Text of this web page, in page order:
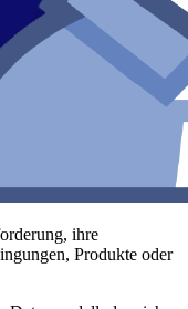
ihre
Produkte oder